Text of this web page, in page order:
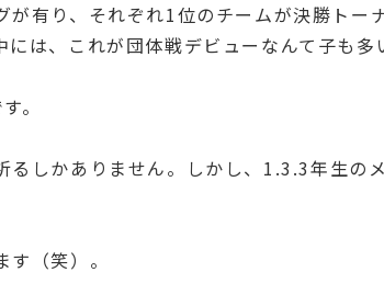
が有り、それぞれ1位のチームが決勝ト
は、これが団体戦デビューなんて子も多
。
るしかありません。しかし、1.3.3年生の
（笑）。